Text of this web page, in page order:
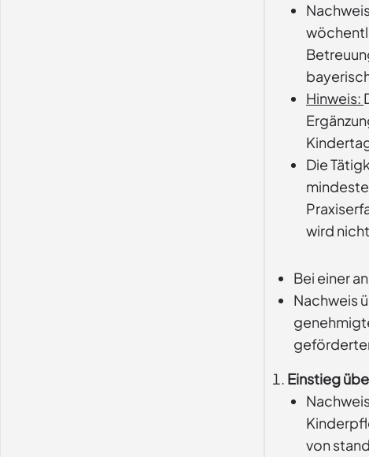
Hinweis:
Die
wird
Bei einer
Nachweis
Einstieg
von